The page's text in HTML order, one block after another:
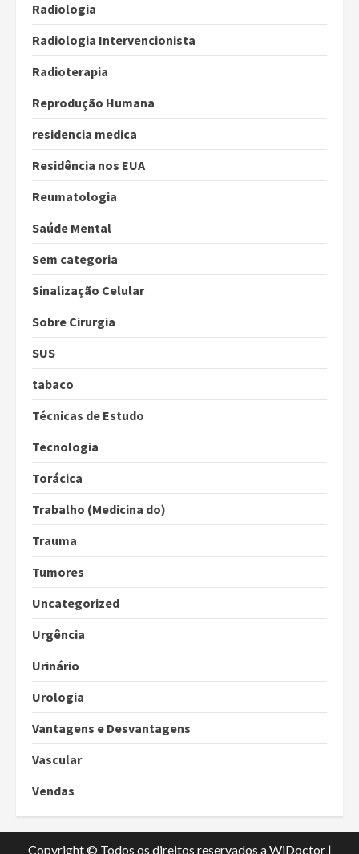
Radiologia
Radiologia Intervencionista
Radioterapia
Reprodução Humana
residencia medica
Residência nos EUA
Reumatologia
Saúde Mental
Sem categoria
Sinalização Celular
Sobre Cirurgia
SUS
tabaco
Técnicas de Estudo
Tecnologia
Torácica
Trabalho (Medicina do)
Trauma
Tumores
Uncategorized
Urgência
Urinário
Urologia
Vantagens e Desvantagens
Vascular
Vendas
Copyright © Todos os direitos reservados a WiDoctor |